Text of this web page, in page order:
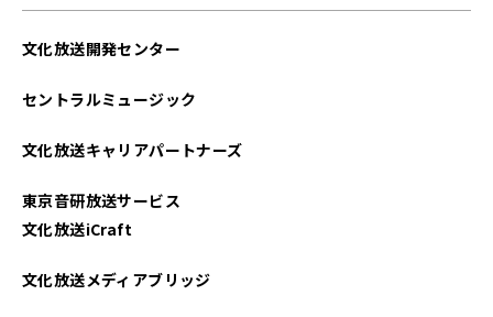
文化放送開発センター
セントラルミュージック
文化放送キャリアパートナーズ
東京音研放送サービス
文化放送iCraft
文化放送メディアブリッジ